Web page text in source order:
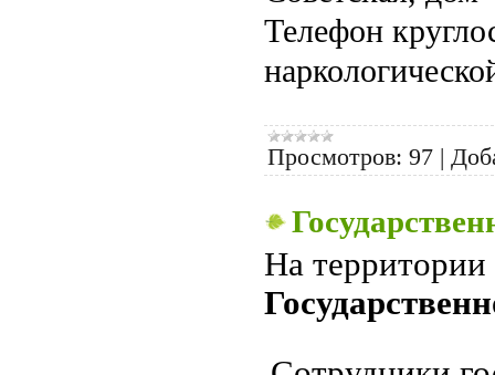
Телефон
Просмотров: 97 |
На территории